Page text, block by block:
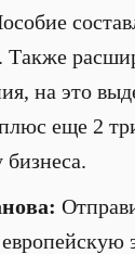
Также
на это
еще 2